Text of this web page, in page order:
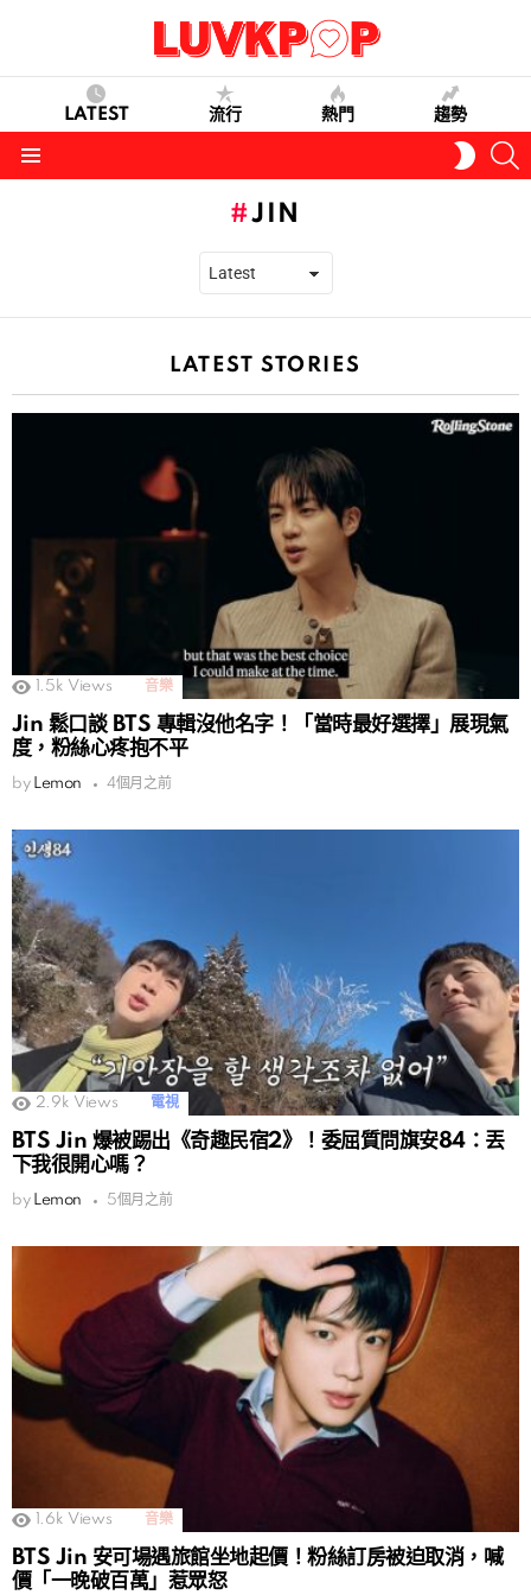
LATEST 流行 熱門 趨勢
SKIN
JIN
LATEST STORIES
1.5k Views 音樂
Jin 鬆口談 BTS 專輯沒他名字！「當時最好選擇」展現氣
度，粉絲心疼抱不平
by Lemon 4個月之前
2.9k Views 電視
BTS Jin 爆被踢出《奇趣民宿2》！委屈質問旗安84：丟
下我很開心嗎？
by Lemon 5個月之前
1.6k Views 音樂
BTS Jin 安可場遇旅館坐地起價！粉絲訂房被迫取消，喊
價「一晚破百萬」惹眾怒